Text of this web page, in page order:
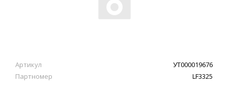
Артикул
УТ000019676
Партномер
LF3325